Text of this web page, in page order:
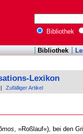
Bibliothek
Bibliothek
Lexikon
Zufälliger Artikel
, »Roßlauf«), bei den